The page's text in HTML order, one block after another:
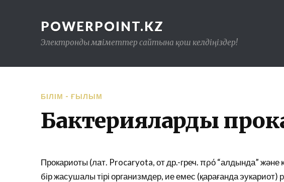
POWERPOINT.KZ
Электронды мәліметтер сайтына қош келдіңіздер!
БІЛІМ - ҒЫЛЫМ
Бактериялардың
Прокариоты (лат. Procaryota, от др.-греч. πρό “алдында” және
бір жасушалы тірі организмдер, ие емес (қарағанда